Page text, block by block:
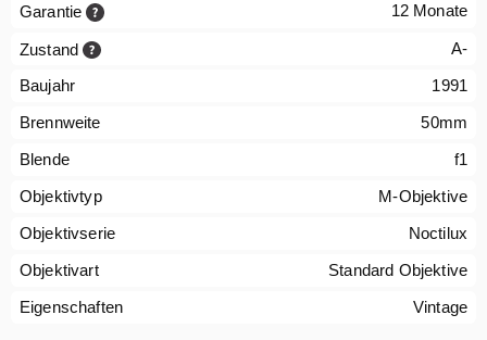
Garantie 12 Monate
Zustand A-
Baujahr
1991
Brennweite
50mm
Blende
f1
Objektivtyp
M-Objektive
Objektivserie
Noctilux
Objektivart
Standard Objektive
Eigenschaften
Vintage